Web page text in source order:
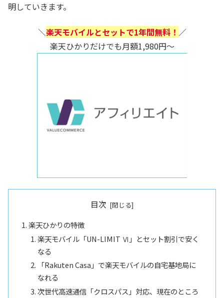
明していきます。
＼楽天モバイルとセットで1年間無料！ ／
楽天ひかりだけでも月額1,980円～
目次
楽天ひかりの特徴
楽天モバイル「UN-LIMIT Ⅵ」とセット割引で安く
なる
「Rakuten Casa」で楽天モバイルの自宅基地局に
なれる
次世代高速通信「クロスパス」対応、現在のところ